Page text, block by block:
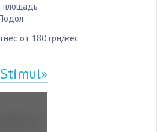
площадь
от 180 грн/мес